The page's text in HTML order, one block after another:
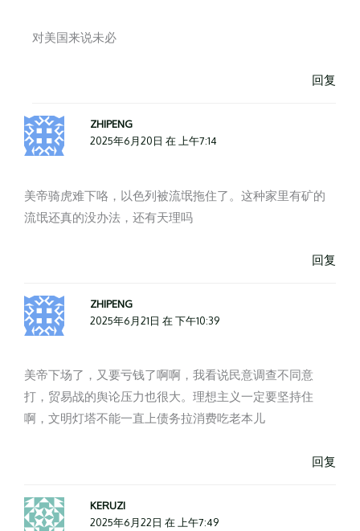
对美国来说未必
回复
ZHIPENG
2025年6月20日 在 上午7:14
美帝骑虎难下咯，以色列被流氓拖住了。这种家里有矿的
流氓还真的没办法，还有天理吗
回复
ZHIPENG
2025年6月21日 在 下午10:39
美帝下场了，又要亏钱了啊啊，我看说民意调查不同意
打，贸易战的舆论压力也很大。理想主义一定要坚持住
啊，文明灯塔不能一直上债务拉消费吃老本儿
回复
KERUZI
2025年6月22日 在 上午7:49